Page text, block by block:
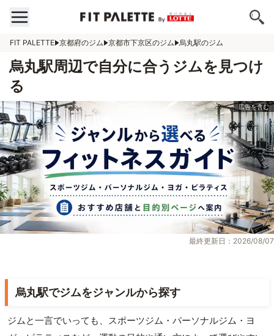
FIT PALETTE 京都府のジム 京都市下京区のジム 烏丸駅のジム
烏丸駅周辺で自分に合うジムを見つけ
る
最終更新日：2026/08/07
烏丸駅でジムをジャンルから探す
ジムと一言でいっても、スポーツジム・パーソナルジム・ヨ